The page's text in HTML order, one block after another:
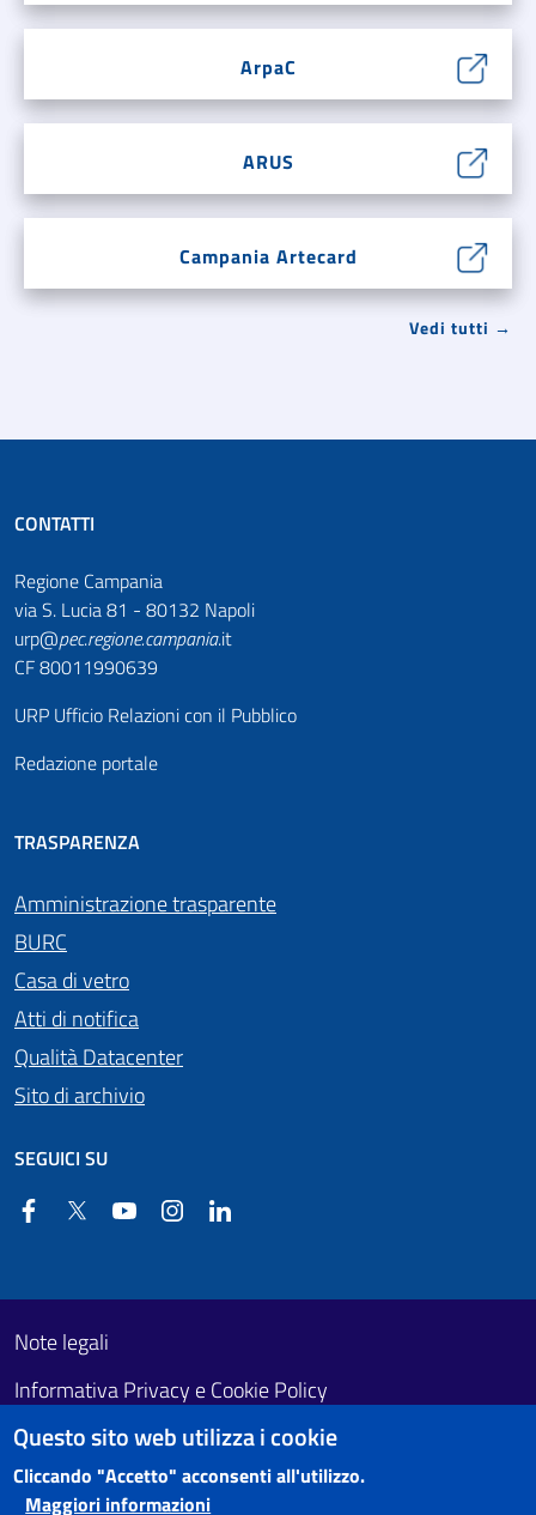
ArpaC
ARUS
Campania Artecard
Vedi tutti →
CONTATTI
Regione Campania
via S. Lucia 81 - 80132 Napoli
urp@pec.regione.campania.it
CF 80011990639
URP Ufficio Relazioni con il Pubblico
Redazione portale
TRASPARENZA
Amministrazione trasparente
BURC
Casa di vetro
Atti di notifica
Qualità Datacenter
Sito di archivio
SEGUICI SU
FacebookTwitter YouTube Instagram
Footer First
Useful links section
Note legali
Informativa Privacy e Cookie Policy
Obiettivi di accessibilità
Questo sito web utilizza i cookie
Cliccando "Accetto" acconsenti all'utilizzo.
Maggiori informazioni